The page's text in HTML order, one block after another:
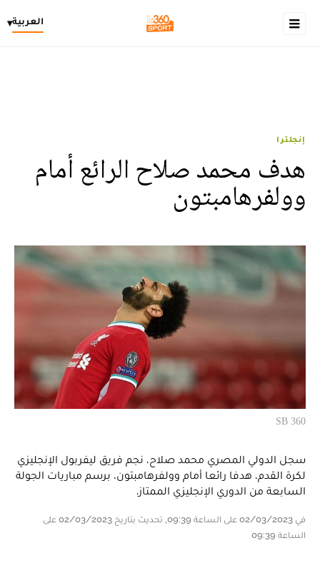
العربية▾
إنجلترا
هدف محمد صلاح الرائع أمام
وولفرهامبتون
SB 360
سجل الدولي المصري محمد صلاح، نجم فريق ليفربول الإنجليزي
لكرة القدم، هدفا رائعا أمام وولفرهامبتون، برسم مباريات الجولة
السابعة من الدوري الإنجليزي الممتاز.
في 02/03/2023 على الساعة 09:39, تحديث بتاريخ 02/03/2023 على
الساعة 09:39